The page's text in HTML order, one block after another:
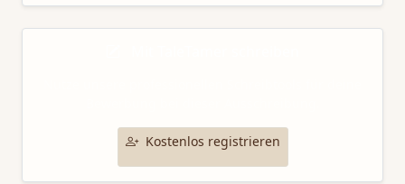
Kostenlos registrieren